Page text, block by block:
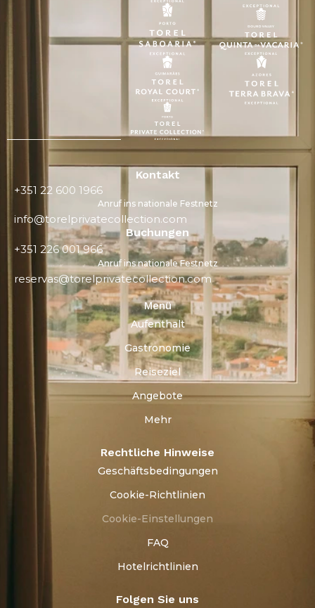
Kontakt
+351 22 600 1966
Anruf ins nationale Festnetz
info@torelprivatecollection.com
Buchungen
+351 226 001 966
Anruf ins nationale Festnetz
reservas@torelprivatecollection.com
Menü
Aufenthalt
Gastronomie
Reiseziel
Angebote
Mehr
Rechtliche Hinweise
Geschäftsbedingungen
Cookie-Richtlinien
Cookie-Einstellungen
FAQ
Hotelrichtlinien
Folgen Sie uns